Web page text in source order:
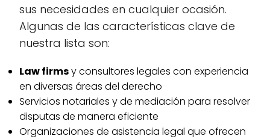
sus necesidades en cualquier ocasión.
Algunas de las características clave de
nuestra lista son:
Law firmsy consultores legales con experiencia
en diversas áreas del derecho
Servicios notariales y de mediación para resolver
disputas de manera eficiente
Organizaciones de asistencia legal que ofrecen